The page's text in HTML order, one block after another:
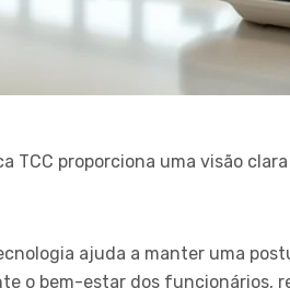
proporciona uma visão
ajuda a manter uma
o bem-estar dos funcionários,